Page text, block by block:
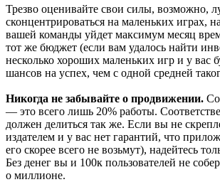
Трезво оценивайте свои силы, возможно,
сконцентрироваться на маленьких играх,
вашей команды уйдет максимум месяц
тот же бюджет (если вам удалось найти
несколько хороших маленьких игр и у вас
шансов на успех, чем с одной средней
Никогда не забывайте о продвижении.
— это всего лишь 20% работы.
должен делиться так же. Если вы не
издателем и у вас нет гарантий, что
его скорее всего не возьмут), надейтесь
Без денег вы и 100к пользователей не
о миллионе.